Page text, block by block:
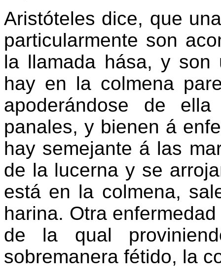
Aristóteles dice, que
particularmente son
la llamada hása, y son
hay en la colmena
apoderándose de
panales, y bienen á
hay semejante á las
de la lucerna y se
está en la colmena,
harina. Otra
de la qual
sobremanera fétido, la